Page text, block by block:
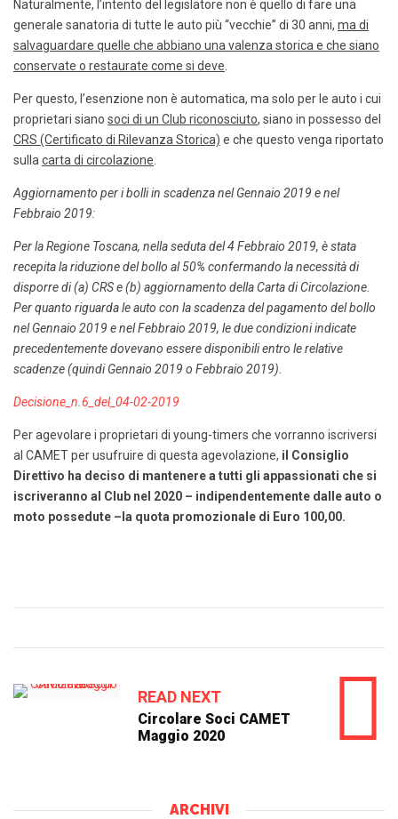
Naturalmente, l’intento del legislatore non è quello di fare una
generale sanatoria di tutte le auto più “vecchie” di 30 anni, ma di
salvaguardare quelle che abbiano una valenza storica e che siano
conservate o restaurate come si deve
Per questo, l’esenzione non è automatica, ma solo per le auto i cui
proprietari siano soci di un Club riconosciuto, siano in possesso del
CRS (Certificato di Rilevanza Storica) e che questo venga riportato
sulla carta di circolazione
Aggiornamento per i bolli in scadenza nel Gennaio 2019 e nel
Febbraio 2019:
Per la Regione Toscana, nella seduta del 4 Febbraio 2019, è stata
recepita la riduzione del bollo al 50% confermando la necessità di
disporre di (a) CRS e (b) aggiornamento della Carta di Circolazione.
Per quanto riguarda le auto con la scadenza del pagamento del bollo
nel Gennaio 2019 e nel Febbraio 2019, le due condizioni indicate
precedentemente dovevano essere disponibili entro le relative
scadenze (quindi Gennaio 2019 o Febbraio 2019).
Decisione_n.6_del_04-02-2019
Per agevolare i proprietari di young-timers che vorranno iscriversi
al CAMET per usufruire di questa agevolazione, il Consiglio
Direttivo ha deciso di mantenere a tutti gli appassionati che si
iscriveranno al Club nel 2020 – indipendentemente dalle auto o
moto possedute –la quota promozionale di Euro 100,00.
READ NEXT
Circolare Soci CAMET
Maggio 2020
ARCHIVI